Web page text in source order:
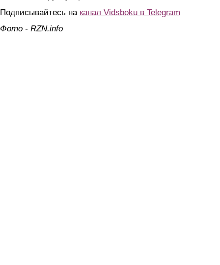
Подписывайтесь на канал Vidsboku в Telegram
Фото - RZN.info